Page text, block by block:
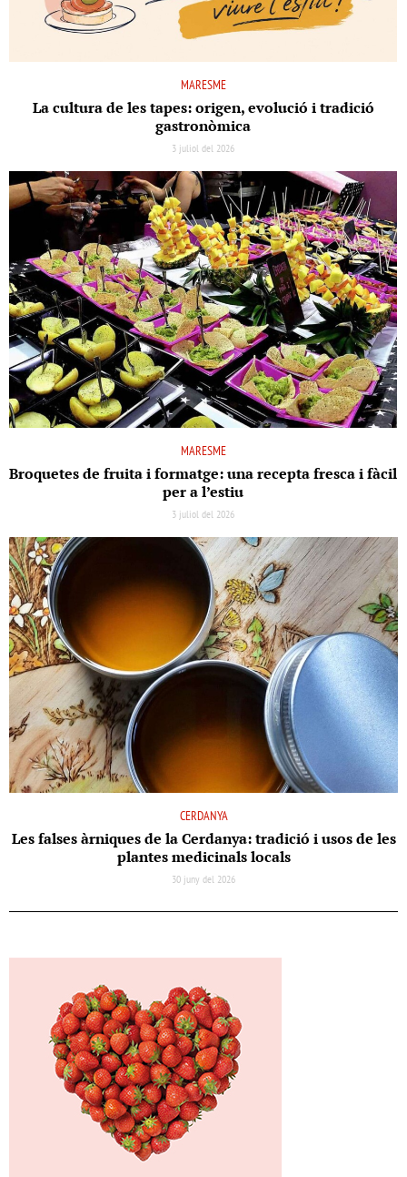
MARESME
La cultura de les tapes: origen, evolució i tradició
gastronòmica
3 juliol del 2026
MARESME
Broquetes de fruita i formatge: una recepta fresca i fàcil
per a l’estiu
3 juliol del 2026
CERDANYA
Les falses àrniques de la Cerdanya: tradició i usos de les
plantes medicinals locals
30 juny del 2026